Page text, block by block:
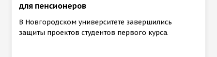
для пенсионеров
В Новгородском университете завершились
защиты проектов студентов первого курса.